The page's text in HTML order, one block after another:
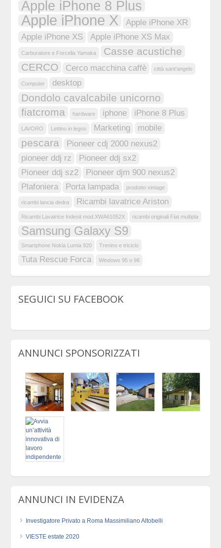
Apple iPhone 8 Plus
Apple iPhone X
Apple iPhone XR
Apple iPhone XS
Apple iPhone XS Max
Carburatore e Forcella Yamaka
Casse acustiche
CERCO
Cerco macchina caffè città sant'angelo
Computer desktop
Dondolo cavalcabile unicorno
fiatcroma
hardware iphone iPhone 8 Plus
LAVORO Lettino in legno Marketing mobile
pescara
Pioneer cdj 2000 nexus2
pioneer ddj rz
Pioneer ddj sx2
Pioneer ddj sz2
Pioneer djm 900 nexus2
Plafoniera
Porta lampada prodotto vintage
ricambi lancia dedra Ricambi lavatrice Ariston
Ricambi Lavatrice Indesit mod.XWA61052X ricambi originali Fiat multipla
Samsung Galaxy S9
Smartphone Nokia Lumia 920 Trenino e triciclo
Tuta Rescue Forca Windows 95 o 98
SEGUICI SU FACEBOOK
ANNUNCI SPONSORIZZATI
ANNUNCI IN EVIDENZA
Investigatore Privato a Roma Massimiliano Altobelli
VIESTE estate 2020